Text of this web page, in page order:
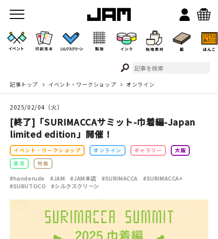
JAMのこと
お店/ワークスペース
イベント
記事トップ イベント・ワークショップ オンライン
2025/02/04（火）
[終了]「SURIMACCAサミット-巾着編-Japan
limited edition」開催！
イベント・ワークショップ オンライン ギャラリー
大阪
東京
特集
#handerude #JAM #JAM本店 #SURIMACCA
#SURIMACCA+
#SURUTOCO
#シルクスクリーン